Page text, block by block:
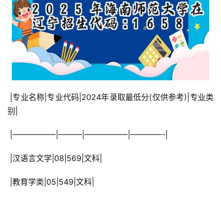
别|
|—————–|———|—————–|————-|
|汉语言文学|08|569|文科|
|教育学类|05|549|文科|